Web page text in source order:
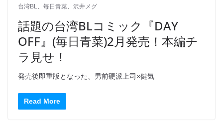
台湾BL
毎日青菜 沢井メグ
話題の台湾BLコミック『DAY
OFF』(毎日青菜)2月発売！本編チ
ラ見せ！
発売後即重版となった、男前硬派上司×健気
Read More